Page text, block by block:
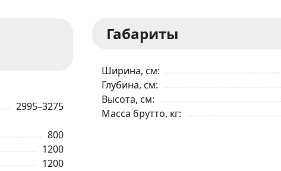
2995–3275
800
1200
1200
Габариты
Ширина, см
Глубина, см
Высота, см
Масса брутто, кг